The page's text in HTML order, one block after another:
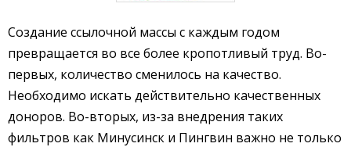
Создание ссылочной массы с каждым годом
превращается во все более кропотливый труд. Во-
первых, количество сменилось на качество.
Необходимо искать действительно качественных
доноров. Во-вторых, из-за внедрения таких
фильтров как Минусинск и Пингвин важно не только